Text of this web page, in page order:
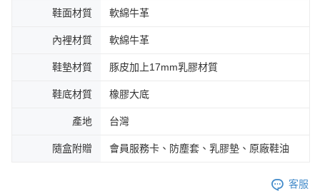
鞋面材質 軟綿牛革
內裡材質 軟綿牛革
鞋墊材質 豚皮加上17mm乳膠材質
鞋底材質 橡膠大底
產地 台灣
隨盒附贈 會員服務卡、防塵套、乳膠墊、原廠鞋油
客服